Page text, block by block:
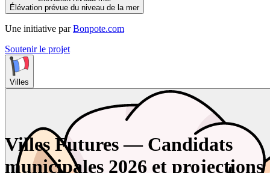
Élévation prévue du niveau de la mer
Une initiative par Bonpote.com
Soutenir le projet
Villes
Villes Futures — Candidats
municipales 2026 et projections